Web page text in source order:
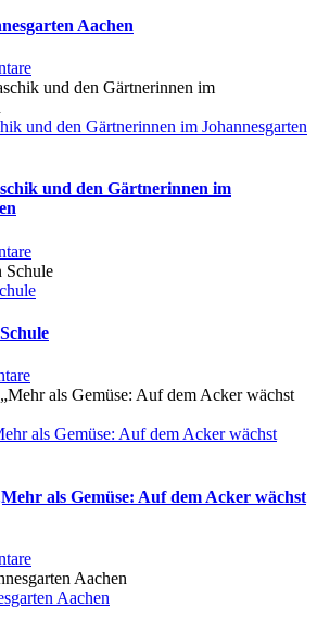
Aachen
und den Gärtnerinnen im Johannesgarten
und den Gärtnerinnen im
als Gemüse: Auf dem Acker wächst
als Gemüse: Auf dem Acker wächst
Aachen